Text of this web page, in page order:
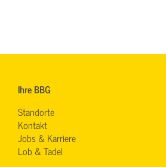
Ihre BBG
Standorte
Kontakt
Jobs & Karriere
Lob & Tadel